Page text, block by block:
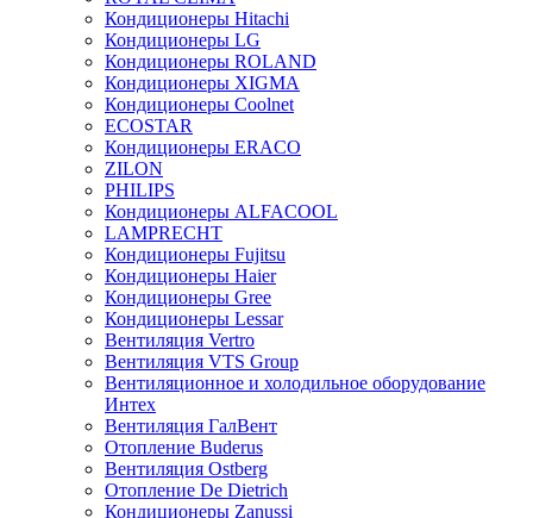
Кондиционеры Hitachi
Кондиционеры LG
Кондиционеры ROLAND
Кондиционеры XIGMA
Кондиционеры Coolnet
ECOSTAR
Кондиционеры ERACO
ZILON
PHILIPS
Кондиционеры ALFACOOL
LAMPRECHT
Кондиционеры Fujitsu
Кондиционеры Haier
Кондиционеры Gree
Кондиционеры Lessar
Вентиляция Vertro
Вентиляция VTS Group
Вентиляционное и холодильное оборудование
Интех
Вентиляция ГалВент
Отопление Buderus
Вентиляция Ostberg
Отопление De Dietrich
Кондиционеры Zanussi